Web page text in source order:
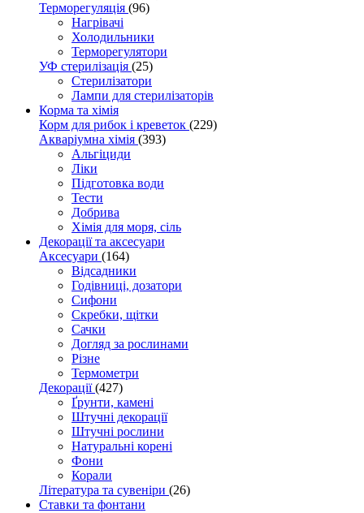
Терморегуляція (96)
Нагрівачі
Холодильники
Терморегулятори
УФ стерилізація (25)
Стерилізатори
Лампи для стерилізаторів
Корма та хімія
Корм для рибок і креветок (229)
Акваріумна хімія (393)
Альгіциди
Ліки
Підготовка води
Тести
Добрива
Хімія для моря, сіль
Декорації та аксесуари
Аксесуари (164)
Відсадники
Годівниці, дозатори
Сифони
Скребки, щітки
Сачки
Догляд за рослинами
Різне
Термометри
Декорації(427)
Ґрунти, камені
Штучні декорації
Штучні рослини
Натуральні корені
Фони
Корали
Література та сувеніри (26)
Ставки та фонтани